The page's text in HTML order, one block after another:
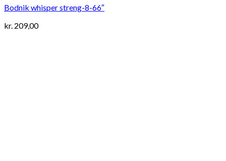
Bodnik whisper streng-8-66″
kr. 209,00